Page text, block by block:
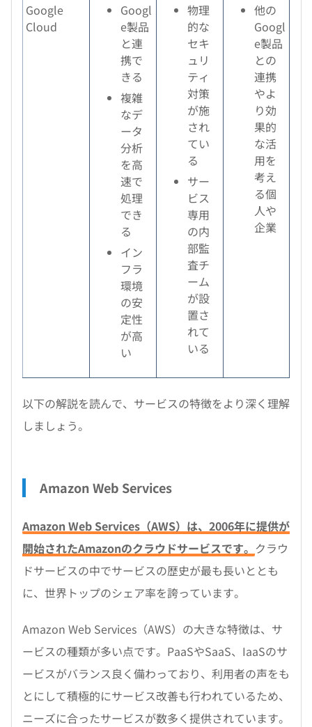
Google
Cloud
Googl
e製品
と連
携で
きる
複雑
なデ
ータ
分析
を高
速で
処理
でき
る
イン
フラ
環境
の安
定性
が高
い
物理
的な
セキ
ュリ
ティ
対策
が施
され
てい
る
サー
ビス
専用
の内
部監
査チ
ーム
が設
置さ
れて
いる
他の
Googl
e製品
との
連携
やよ
り効
果的
な活
用を
考え
る個
人や
企業
以下の解説を読んで、サービスの特徴をより深く理解
しましょう。
Amazon Web Services
Amazon Web Services（AWS）は、2006年に提供が
開始されたAmazonのクラウドサービスです。 クラウ
ドサービスの中でサービスの歴史が最も長いととも
に、世界トップのシェア率を誇っています。
Amazon Web Services（AWS）の大きな特徴は、サ
ービスの種類が多い点です。PaaSやSaaS、IaaSのサ
ービスがバランス良く備わっており、利用者の声をも
とにして積極的にサービス改善も行われているため、
ニーズに合ったサービスが数多く提供されています。